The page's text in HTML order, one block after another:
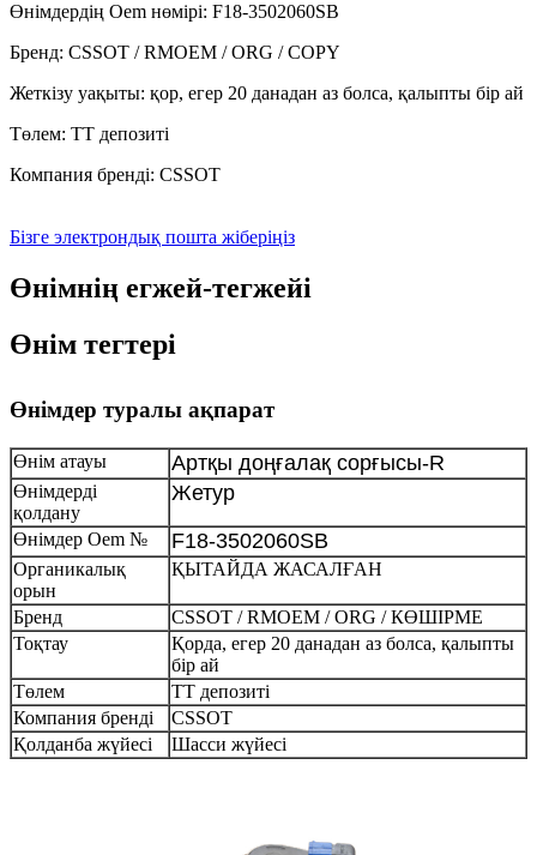
Өнімдердің Oem нөмірі: F18-3502060SB
Бренд: CSSOT / RMOEM / ORG / COPY
Жеткізу уақыты: қор, егер 20 данадан аз болса, қалыпты бір ай
Төлем: TT депозиті
Компания бренді: CSSOT
Бізге электрондық пошта жіберіңіз
Өнімнің егжей-тегжейі
Өнім тегтері
Өнімдер туралы ақпарат
Өнім атауы Артқы доңғалақ сорғысы-R
Өнімдерді
қолдану
Жетур
Өнімдер Oem № F18-3502060SB
Органикалық
орын
ҚЫТАЙДА ЖАСАЛҒАН
Бренд
CSSOT / RMOEM / ORG / КӨШІРМЕ
Тоқтау
Қорда, егер 20 данадан аз болса, қалыпты
бір ай
Төлем
TT депозиті
Компания бренді
CSSOT
Қолданба жүйесі
Шасси жүйесі